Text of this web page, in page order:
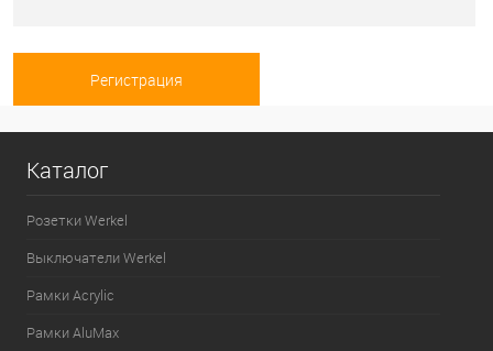
Каталог
Розетки Werkel
Выключатели Werkel
Рамки Acrylic
Рамки AluMax